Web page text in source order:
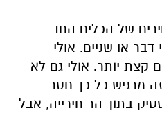
של הכלים החד
י דבר או שניים. אולי
קצת יותר. אולי גם לא
מרגיש כל כך חסר
בתוך הר חירייה, אבל